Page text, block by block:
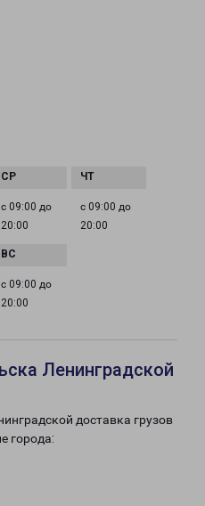
с 09:00 до
20:00
с 09:00 до
20:00
с 09:00 до
20:00
Ленинградской
доставка грузов
города: